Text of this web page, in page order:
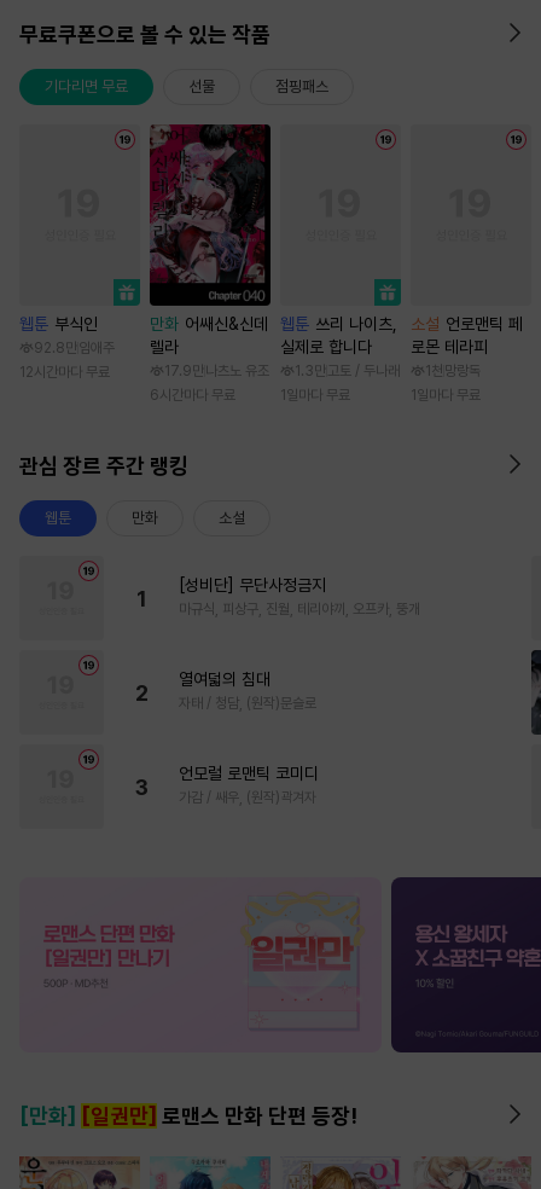
무료쿠폰으로 볼 수 있는 작품
기다리면 무료 선물 점핑패스
웹툰 부식인
92.8만 임애주
12시간마다 무료
만화 어쌔신&신데
렐라
17.9만 나츠노 유조
6시간마다 무료
웹툰 쓰리 나이츠,
실제로 합니다
1.3만 고토 / 두나래
1일마다 무료
소설 언로맨틱 페
로몬 테라피
1천 망랑독
1일마다 무료
관심 장르 주간 랭킹
웹툰 만화 소설
1
[성비단] 무단사정금지
마규식, 피상구, 진월, 테리야끼, 오프카, 뚱개
2
열여덟의 침대
자태 / 청담, (원작)문슬로
3
언모럴 로맨틱 코미디
가감 / 쌔우, (원작)곽겨자
[만화] [일권만] 로맨스 만화 단편 등장!